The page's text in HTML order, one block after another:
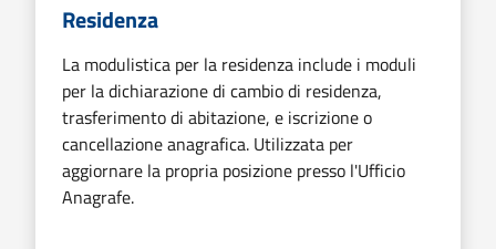
Residenza
La modulistica per la residenza include i moduli
per la dichiarazione di cambio di residenza,
trasferimento di abitazione, e iscrizione o
cancellazione anagrafica. Utilizzata per
aggiornare la propria posizione presso l'Ufficio
Anagrafe.